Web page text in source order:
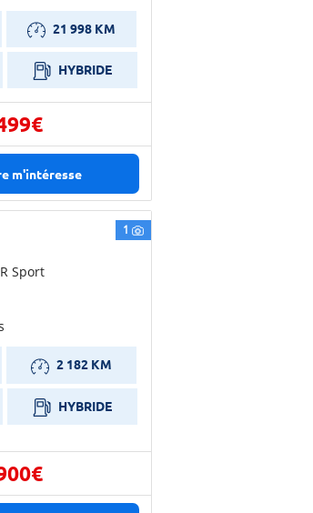
21 998 KM
HYBRIDE
m'intéresse
1
Sport
2 182 KM
HYBRIDE